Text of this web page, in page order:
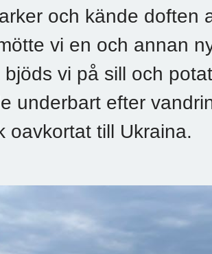
och kände doften
vi en och annan
bjöds vi på sill och
underbart efter
oavkortat till Ukraina.